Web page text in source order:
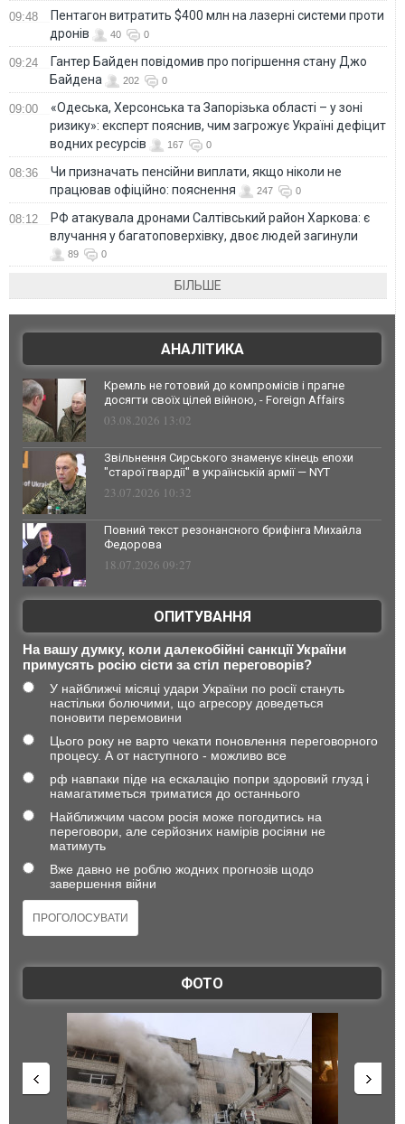
09:48
Пентагон витратить $400 млн на лазерні системи проти
дронів
40 0
09:24
Гантер Байден повідомив про погіршення стану Джо
Байдена
202 0
09:00
«Одеська, Херсонська та Запорізька області – у зоні
ризику»: експерт пояснив, чим загрожує Україні дефіцит
водних ресурсів
167 0
08:36
Чи призначать пенсійни виплати, якщо ніколи не
працював офіційно: пояснення
247 0
08:12
РФ атакувала дронами Салтівський район Харкова: є
влучання у багатоповерхівку, двоє людей загинули
89 0
БІЛЬШЕ
АНАЛІТИКА
Кремль не готовий до компромісів і прагне
досягти своїх цілей війною, - Foreign Affairs
03.08.2026 13:02
Звільнення Сирського знаменує кінець епохи
"старої гвардії" в українській армії — NYT
23.07.2026 10:32
Повний текст резонансного брифінга Михайла
Федорова
18.07.2026 09:27
ОПИТУВАННЯ
На вашу думку, коли далекобійні санкції України
примусять росію сісти за стіл переговорів?
У найближчі місяці удари України по росії стануть
настільки болючими, що агресору доведеться
поновити перемовини
Цього року не варто чекати поновлення переговорного
процесу. А от наступного - можливо все
рф навпаки піде на ескалацію попри здоровий глузд і
намагатиметься триматися до останнього
Найближчим часом росія може погодитись на
переговори, але серйозних намірів росіяни не
матимуть
Вже давно не роблю жодних прогнозів щодо
завершення війни
ФОТО